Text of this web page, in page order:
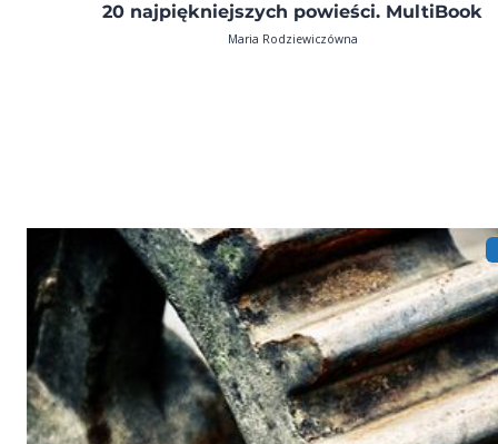
20 najpiękniejszych powieści. MultiBook
Maria Rodziewiczówna